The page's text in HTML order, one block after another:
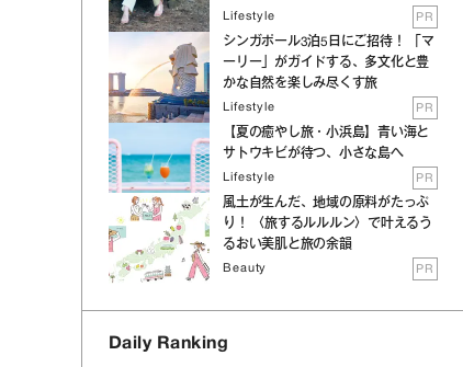
Lifestyle PR
シンガポール3泊5日にご招待！ 「マ
ーリー」がガイドする、多文化と豊
かな自然を楽しみ尽くす旅
Lifestyle PR
【夏の癒やし旅・小浜島】青い海と
サトウキビが待つ、小さな島へ
Lifestyle PR
風土が生んだ、地域の原料がたっぷ
り！ 〈旅するルルルン〉で叶えるう
るおい美肌と旅の余韻
Beauty PR
Daily Ranking